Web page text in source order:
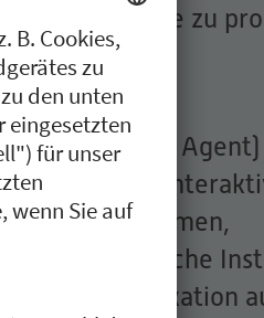
Inhalte zu
Interactive AI
Art von
die Unternehmen,
und öffentliche
Kommunikation